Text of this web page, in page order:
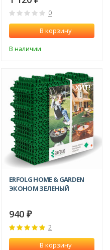
0
В корзину
В наличии
ХИТ!
ERFOLG HOME & GARDEN
ЭКОНОМ ЗЕЛЕНЫЙ
940 ₽
2
В корзину